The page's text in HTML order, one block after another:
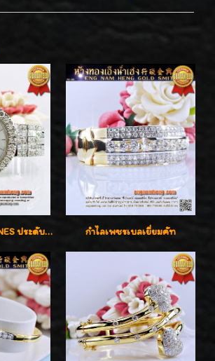
นาฬิกาข้อมือ LONGINES ประดับเพชร 5.20 กะรัต ใส่เล่น ใส่ออกงานหรูหราไฮโซค่ะ กำไลเพชรเบลเยี่ยมคัท